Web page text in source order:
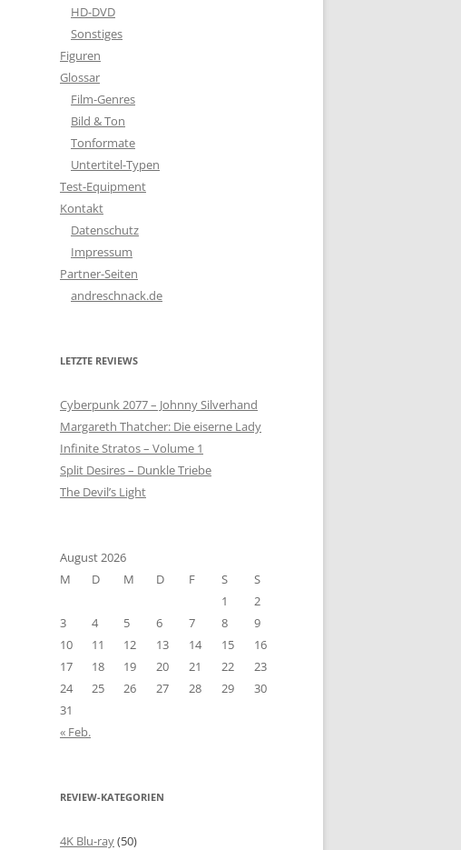
HD-DVD
Sonstiges
Figuren
Glossar
Film-Genres
Bild & Ton
Tonformate
Untertitel-Typen
Test-Equipment
Kontakt
Datenschutz
Impressum
Partner-Seiten
andreschnack.de
LETZTE REVIEWS
Cyberpunk 2077 – Johnny Silverhand
Margareth Thatcher: Die eiserne Lady
Infinite Stratos – Volume 1
Split Desires – Dunkle Triebe
The Devil’s Light
August 2026
M
D M D F S
S
1
2
3
4 5 6 7 8
9
10
11 12 13 14 15
16
17
18 19 20 21 22
23
24
25 26 27 28 29
30
31
« Feb.
REVIEW-KATEGORIEN
4K Blu-ray(50)